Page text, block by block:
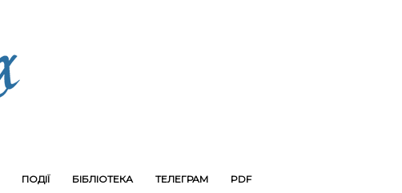
ПОДІЇ БІБЛІОТЕКА ТЕЛЕГРАМ PDF